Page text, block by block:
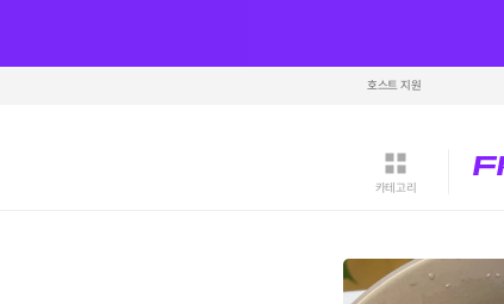
호스트 지원
카테고리